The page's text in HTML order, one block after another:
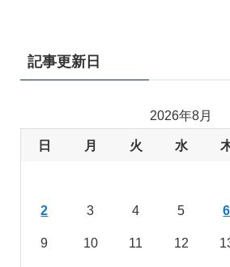
記事更新日
2026年8月
日 月 火 水
2 3 4 5 6
9 10 11 12